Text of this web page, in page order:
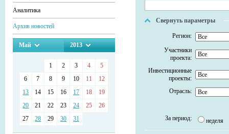
Аналитика
Архив новостей
Май 2013
1 2 3 4
5
6
7 8 9 10 11
12
13
14 15 16 17 18
19
20
21 22 23 24 25
26
27
28 29 30 31
Свернуть параметры
Регион:
Участники
проекта:
Инвестиционные
проекты:
Отрасль:
За период: неделя